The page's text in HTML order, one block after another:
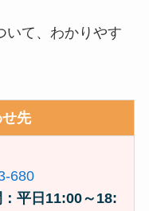
いて、わかりやす
せ先
680
平日11:00～18: